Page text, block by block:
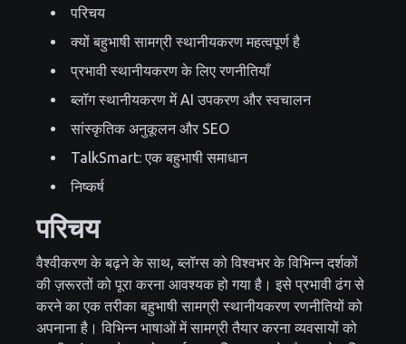
परिचय
क्यों बहुभाषी सामग्री स्थानीयकरण महत्वपूर्ण है
प्रभावी स्थानीयकरण के लिए रणनीतियाँ
ब्लॉग स्थानीयकरण में AI उपकरण और स्वचालन
सांस्कृतिक अनुकूलन और SEO
TalkSmart: एक बहुभाषी समाधान
निष्कर्ष
परिचय
वैश्वीकरण के बढ़ने के साथ, ब्लॉग्स को विश्वभर के विभिन्न दर्शकों
की ज़रूरतों को पूरा करना आवश्यक हो गया है। इसे प्रभावी ढंग से
करने का एक तरीका बहुभाषी सामग्री स्थानीयकरण रणनीतियों को
अपनाना है। विभिन्न भाषाओं में सामग्री तैयार करना व्यवसायों को